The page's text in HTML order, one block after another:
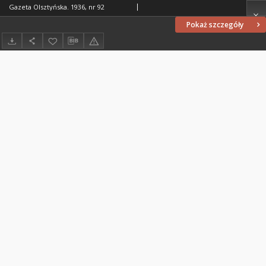
Pokaż szczegóły
Gazeta Olsztyńska. 1936, nr 92